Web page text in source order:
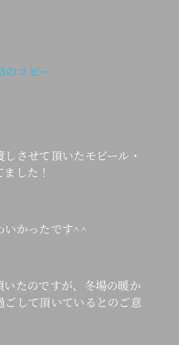
させて頂いたモビール・
した！
いかったです^^
たのですが、冬場の暖か
ごして頂いているとのご意